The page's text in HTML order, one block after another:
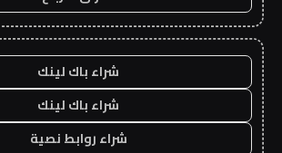
شراء باك لينك
شراء باك لينك
شراء روابط نصية